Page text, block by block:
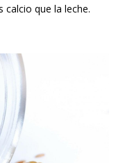
que la leche.